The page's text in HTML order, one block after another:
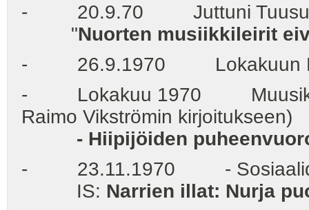
- 20.9.70 Juttuni
"Nuorten musiikkileirit
- 26.9.1970 Lokakuun
- Lokakuu 1970 Muusikko
Raimo Vikströmin kirjoitukseen)
- Hiipijöiden
- 23.11.1970 -
IS: Narrien illat: Nurja